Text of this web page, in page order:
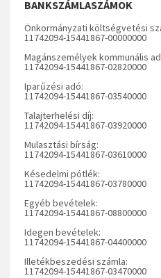
BANKSZÁMLASZÁMOK
Önkormányzati költségvetési
11742094-15441867-00000000
Magánszemélyek kommunális
11742094-15441867-02820000
Iparűzési adó:
11742094-15441867-03540000
Talajterhelési díj:
11742094-15441867-03920000
Mulasztási bírság:
11742094-15441867-03610000
Késedelmi pótlék:
11742094-15441867-03780000
Egyéb bevételek:
11742094-15441867-08800000
Idegen bevételek:
11742094-15441867-04400000
Illetékbeszedési számla:
11742094-15441867-03470000